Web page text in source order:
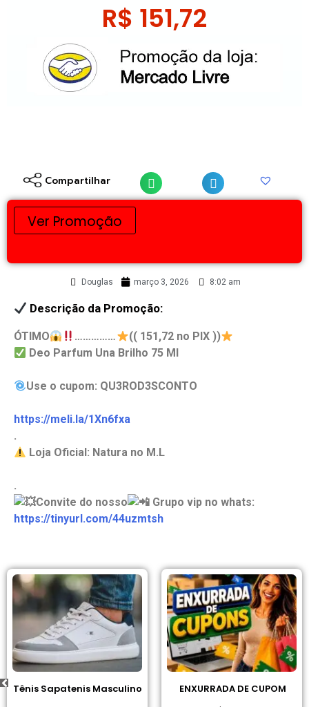
R$ 151,72
Compartilhar
Ver Promoção
Douglas março 3, 2026 8:02 am
Descrição da Promoção:
ÓTIMO ……………
(( 151,72 no PIX ))
Deo Parfum Una Brilho 75 Ml
Use o cupom: QU3ROD3SCONTO
https://meli.la/1Xn6fxa
.
Loja Oficial: Natura no M.L
.
Convite do nosso
Grupo vip no whats:
https://tinyurl.com/44uzmtsh
Tênis Sapatenis Masculino ENXURRADA DE CUPOM